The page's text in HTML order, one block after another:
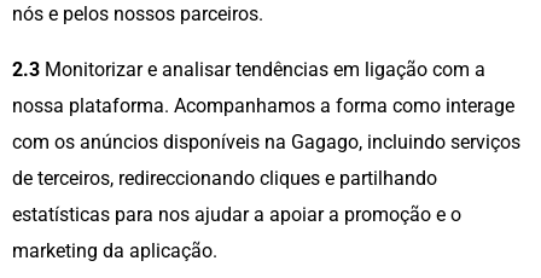
nós e pelos nossos parceiros.
2.3 Monitorizar e analisar tendências em ligação com a
nossa plataforma. Acompanhamos a forma como interage
com os anúncios disponíveis na Gagago, incluindo serviços
de terceiros, redireccionando cliques e partilhando
estatísticas para nos ajudar a apoiar a promoção e o
marketing da aplicação.